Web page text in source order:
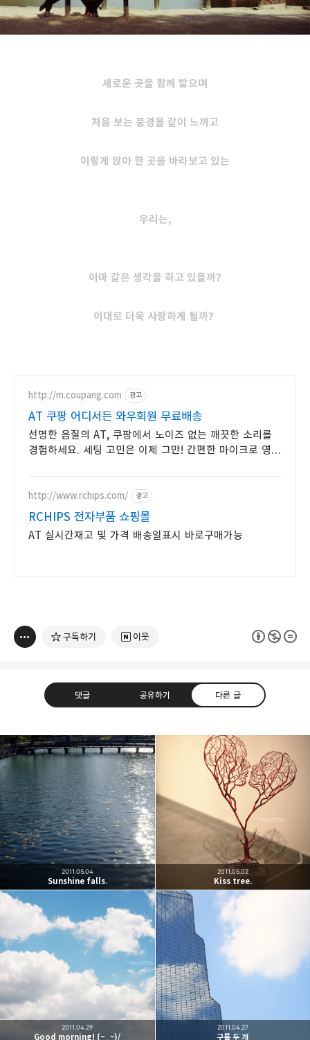
새로운 곳을 함께 밟으며
처음 보는 풍경을 같이 느끼고
이렇게 앉아 한 곳을 바라보고 있는
우리는,
아마 같은 생각을 하고 있을까?
이대로 더욱 사랑하게 될까?
http://m.coupang.com 광고
AT 쿠팡 어디서든 와우회원 무료배송
선명한 음질의 AT, 쿠팡에서 노이즈 없는 깨끗한 소리를
경험하세요. 세팅 고민은 이제 그만! 간편한 마이크로 영상
http://www.rchips.com/ 광고
RCHIPS 전자부품 쇼핑몰
AT 실시간재고 및 가격 배송일표시 바로구매가능
구독하기 이웃
댓글 공유하기 다른 글
빛으로 쓴 편지
취미분야 크리에이터
여행하고 사진을 찍습니다. 생각을 덧붙입니다.
구독하기
구독하기 카카오톡
밴드 네이버 블로그
Sunshine falls.
2011.05.04
Kiss tree.
2011.05.02
Good morning! (~_~)/
2011.04.29
구름 두 개
2011.04.27